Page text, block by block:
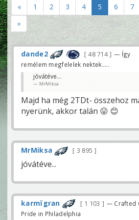
« 1 2 3 4 5 6 7
»
dande2 48 714
— Így
remélem megfelelek nektek.....
jóvátéve...
MrMiksa
Majd ha még 2TDt- összehoz
nyerünk, akkor talán 😛 😊
MrMiksa 3 895
jóvátéve...
karmïgran 1 103
— Crafted
Pride in Philadelphia